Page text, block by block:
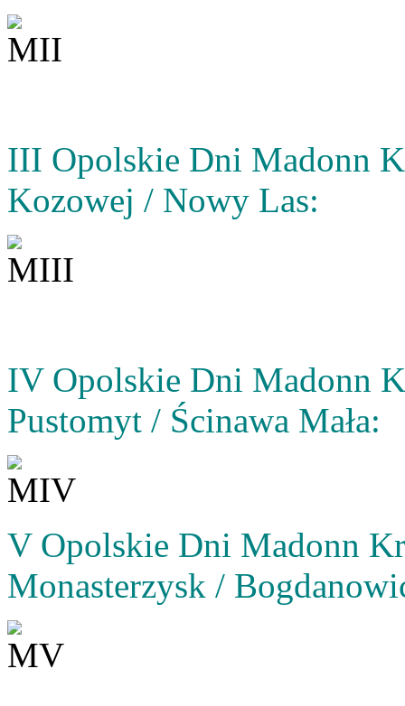
III Opolskie Dni Madonn
Kozowej / Nowy Las:
IV Opolskie Dni Madonn
Pustomyt / Ścinawa Mała:
V Opolskie Dni Madonn
Monasterzysk /